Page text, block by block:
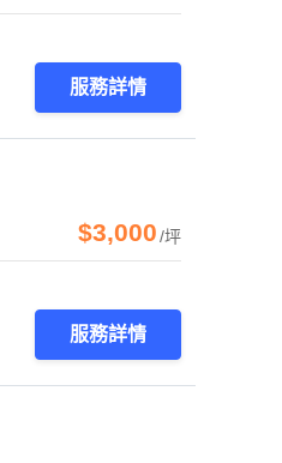
服務詳情
$3,000/坪
服務詳情